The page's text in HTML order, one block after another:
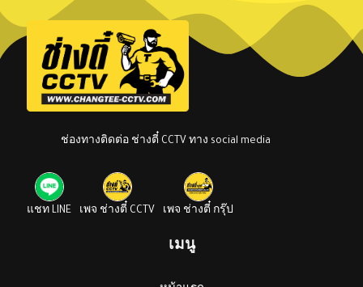
ช่องทางติดต่อ ช่างตี๋ CCTV ทาง social media
แชท LINE เพจ ช่างตี๋ CCTV เพจ ช่างตี๋ กรุ๊ป
เมนู